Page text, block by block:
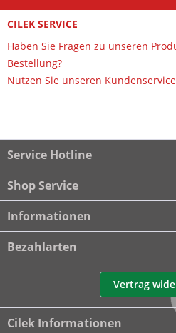
CILEK SERVICE
Haben Sie Fragen zu unseren
Bestellung?
Nutzen Sie unseren
Service Hotline
Shop Service
Informationen
Bezahlarten
Vertrag
Cilek Informationen